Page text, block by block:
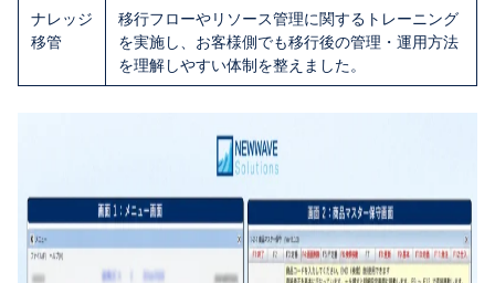
ナレッジ
移管
移行フローやリソース管理に関するトレーニング
を実施し、お客様側でも移行後の管理・運用方法
を理解しやすい体制を整えました。